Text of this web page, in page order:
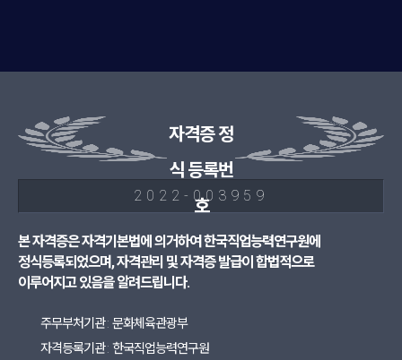
자격증 정
식 등록번
호
2022-003959
본 자격증은 자격기본법에 의거하여 한국직업능력연구원에
정식등록되었으며, 자격관리 및 자격증 발급이 합법적으로
이루어지고 있음을 알려드립니다.
주무부처기관 : 문화체육관광부
자격등록기관 : 한국직업능력연구원